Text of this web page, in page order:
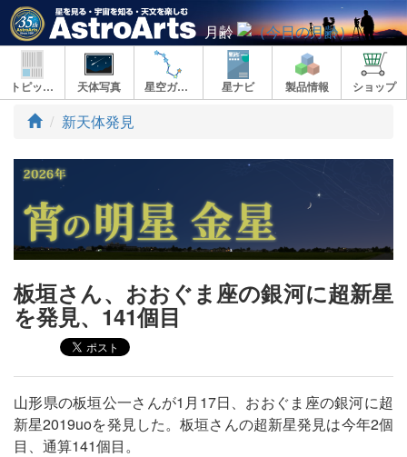
月齢
トピックス 天体写真 星空ガイド 星ナビ 製品情報 ショップ
ト
プ
新天体発見
板垣さん、おおぐま座の銀河に超新星
を発見、141個目
山形県の板垣公一さんが1月17日、おおぐま座の銀河に超
新星2019uoを発見した。板垣さんの超新星発見は今年2個
目、通算141個目。